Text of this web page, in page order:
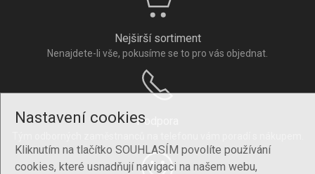
Nastavení cookies
Kliknutím na tlačítko SOUHLASÍM povolíte používání
cookies, které usnadňují navigaci na našem webu,
Nejširší sortiment
Nenajdete-li vše, pokusíme se to pro vás objednat.
Podpora